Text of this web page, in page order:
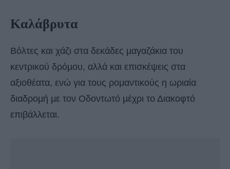
Καλάβρυτα
Βόλτες και χάζι στα δεκάδες µαγαζάκια του
κεντρικού δρόµου, αλλά και επισκέψεις στα
αξιοθέατα, ενώ για τους ρομαντικούς η ωριαία
διαδροµή µε τον Οδοντωτό µέχρι το Διακοφτό
επιβάλλεται.